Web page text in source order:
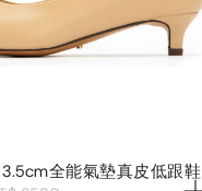
3.5cm全能氣墊真皮低跟鞋